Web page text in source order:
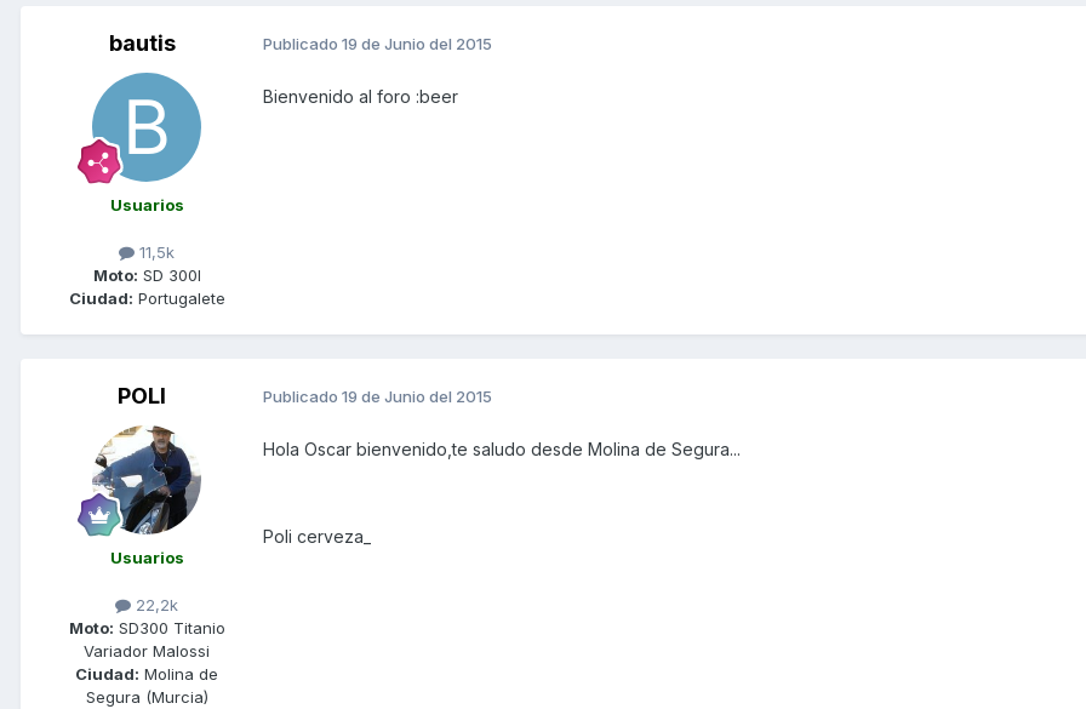
bautis
Usuarios
11,5k
Moto: SD 300I
Ciudad: Portugalete
Publicado 19 de Junio del 2015
Bienvenido al foro :beer
POLI
Usuarios
22,2k
Moto: SD300 Titanio
Variador Malossi
Ciudad: Molina de
Segura (Murcia)
Publicado 19 de Junio del 2015
Hola Oscar bienvenido,te saludo desde Molina de Segura...
Poli cerveza_